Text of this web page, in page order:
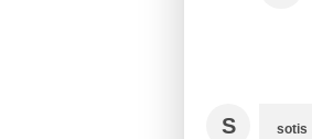
S sotis